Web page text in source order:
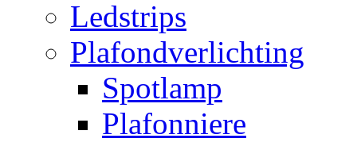
Ledstrips
Plafondverlichting
Spotlamp
Plafonniere